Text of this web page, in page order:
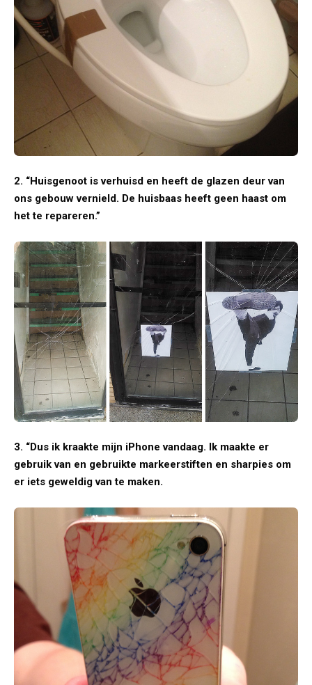
2. “Huisgenoot is verhuisd en heeft de glazen deur van
ons gebouw vernield. De huisbaas heeft geen haast om
het te repareren.”
3. “Dus ik kraakte mijn iPhone vandaag. Ik maakte er
gebruik van en gebruikte markeerstiften en sharpies om
er iets geweldig van te maken.